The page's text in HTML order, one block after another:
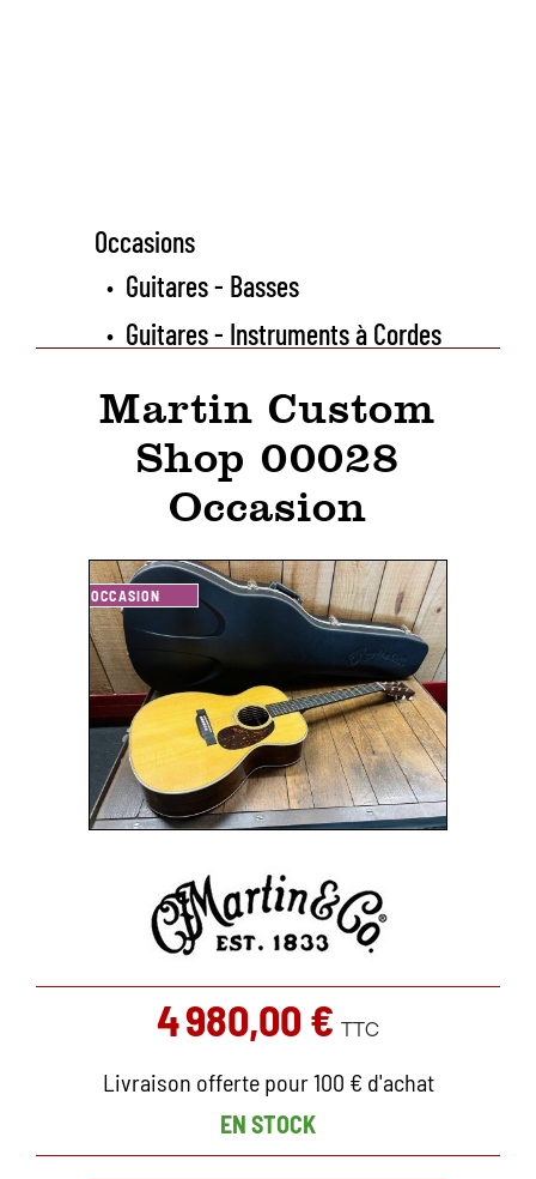
Occasions
• Guitares - Basses
• Guitares - Instruments à Cordes
Martin Custom
Shop 00028
Occasion
OCCASION
4 980,00 € TTC
Livraison offerte pour 100 € d'achat
EN STOCK